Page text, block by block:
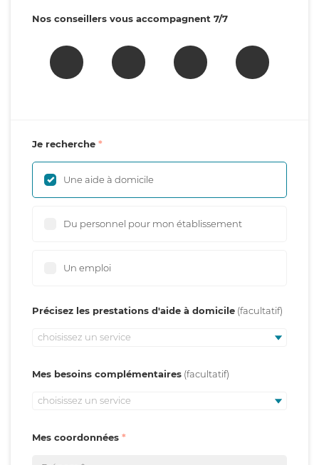
Nos conseillers vous accompagnent 7/7
Je recherche
Une aide à domicile
Du personnel pour mon établissement
Un emploi
Précisez les prestations d'aide à domicile
choisissez un service
Mes besoins complémentaires
choisissez un service
Mes coordonnées